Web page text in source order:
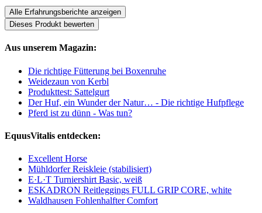
Alle Erfahrungsberichte anzeigen
Dieses Produkt bewerten
Aus unserem Magazin:
Die richtige Fütterung bei Boxenruhe
Weidezaun von Kerbl
Produkttest: Sattelgurt
Der Huf, ein Wunder der Natur… - Die richtige Hufpflege
Pferd ist zu dünn - Was tun?
EquusVitalis entdecken:
Excellent Horse
Mühldorfer Reiskleie (stabilisiert)
E·L·T Turniershirt Basic, weiß
ESKADRON Reitleggings FULL GRIP CORE, white
Waldhausen Fohlenhalfter Comfort